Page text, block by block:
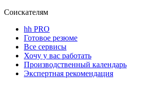
Соискателям
hh PRO
Готовое резюме
Все сервисы
Хочу у вас работать
Производственный календарь
Экспертная рекомендация